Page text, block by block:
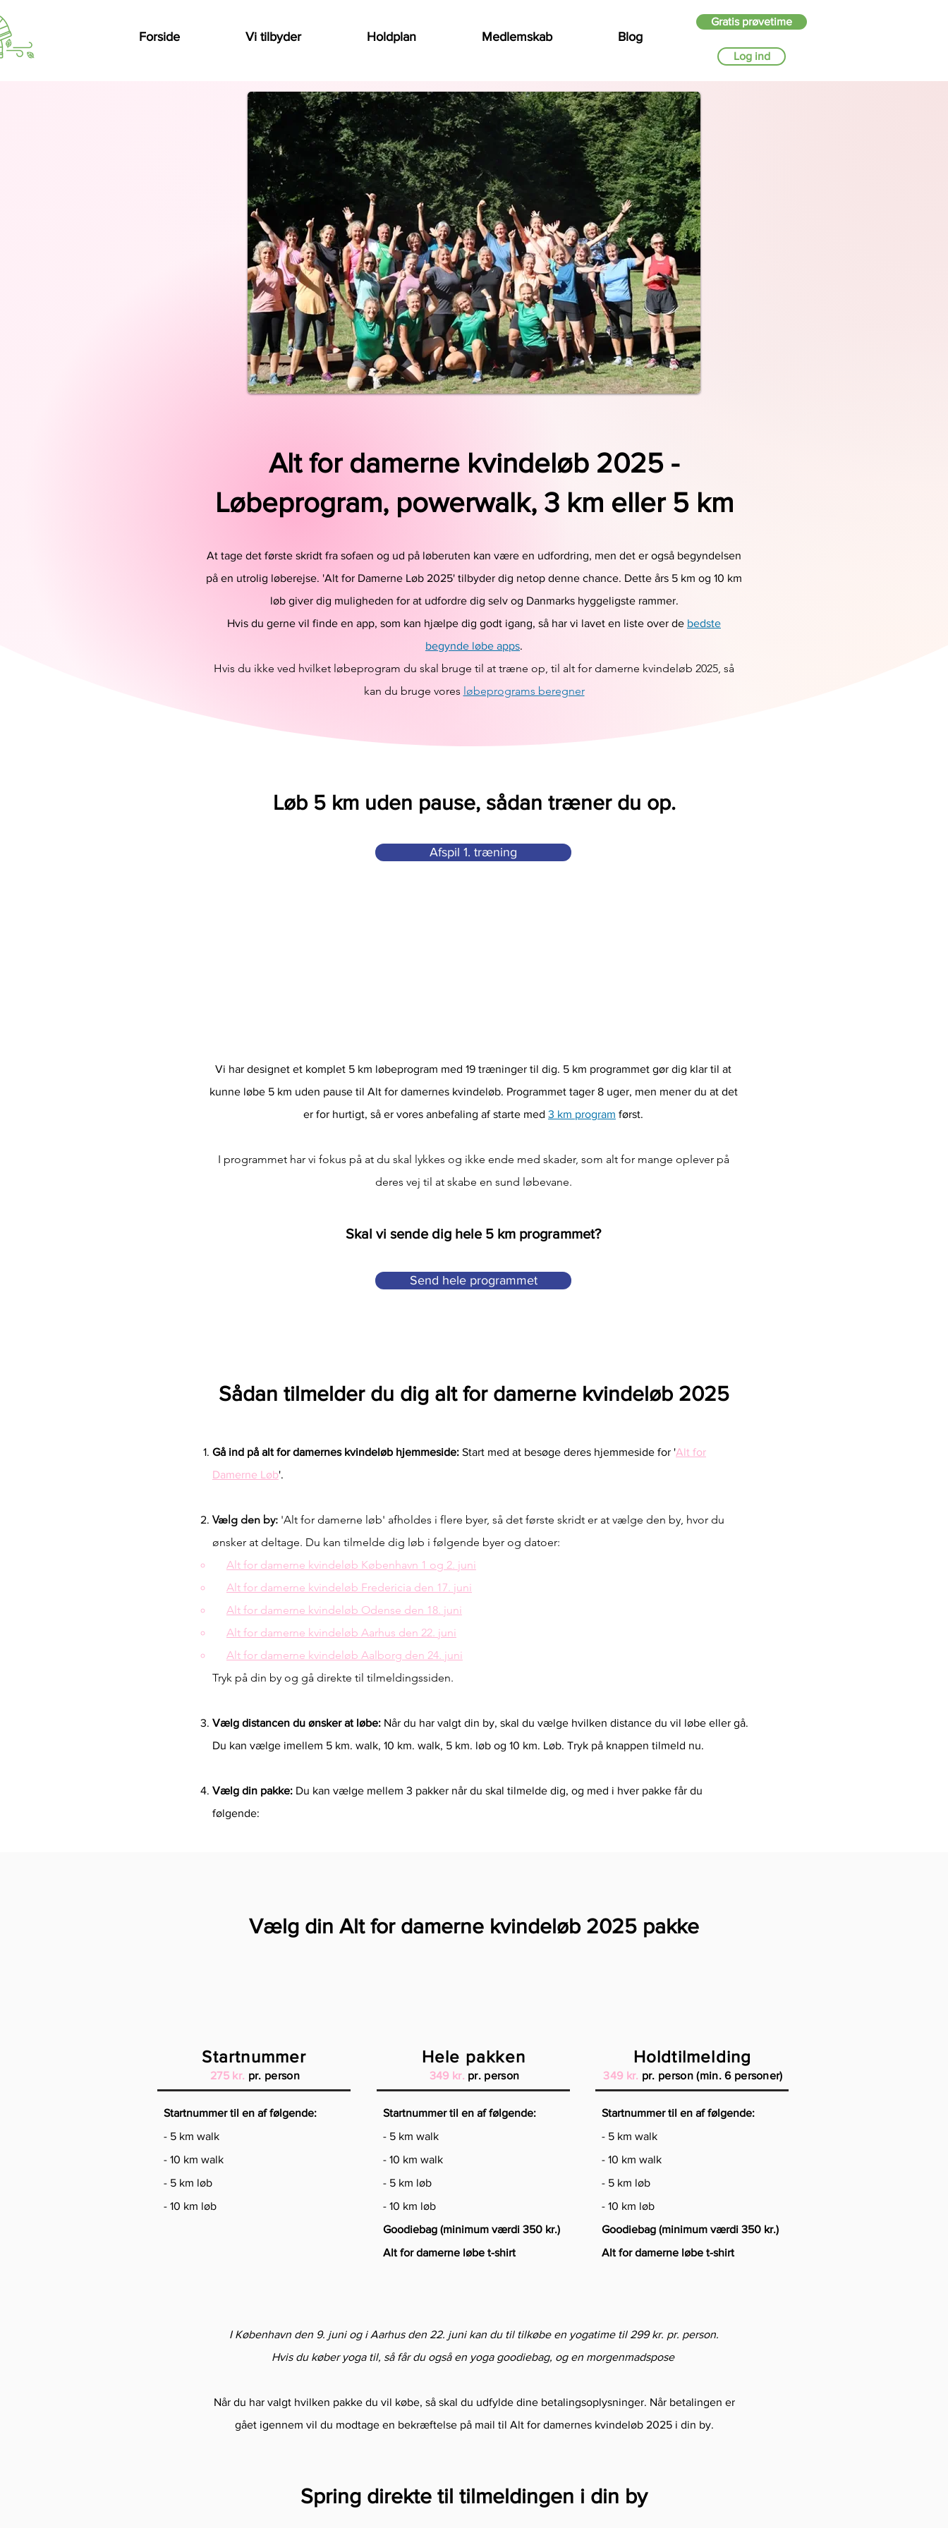
Forside Vi tilbyder Holdplan Medlemskab Blog
Gratis prøvetime
Log ind
Alt for damerne kvindeløb 2025 -
Løbeprogram, powerwalk, 3 km eller 5 km
At tage det første skridt fra sofaen og ud på løberuten kan være en udfordring, men det er også begyndelsen
på en utrolig løberejse. 'Alt for Damerne Løb 2025' tilbyder dig netop denne chance. Dette års 5 km og 10 km
løb giver dig muligheden for at udfordre dig selv og Danmarks hyggeligste rammer.
Hvis du gerne vil finde en app, som kan hjælpe dig godt igang, så har vi lavet en liste over de bedste
begynde løbe apps.
Hvis du ikke ved hvilket løbeprogram du skal bruge til at træne op, til alt for damerne kvindeløb 2025, så
kan du bruge vores løbeprograms beregner
Løb 5 km uden pause, sådan træner du op.
Afspil 1. træning
Vi har designet et komplet 5 km løbeprogram med 19 træninger til dig. 5 km programmet gør dig klar til at
kunne løbe 5 km uden pause til Alt for damernes kvindeløb. Programmet tager 8 uger, men mener du at det
er for hurtigt, så er vores anbefaling af starte med 3 km program først.
I programmet har vi fokus på at du skal lykkes og ikke ende med skader, som alt for mange oplever på
deres vej til at skabe en sund løbevane.
Skal vi sende dig hele 5 km programmet?
Send hele programmet
Sådan tilmelder du dig alt for damerne kvindeløb 2025
Gå ind på alt for damernes kvindeløb hjemmeside: Start med at besøge deres hjemmeside for 'Alt for
Damerne Løb'.
Vælg den by: 'Alt for damerne løb' afholdes i flere byer, så det første skridt er at vælge den by, hvor du
ønsker at deltage. Du kan tilmelde dig løb i følgende byer og datoer:
Alt for damerne kvindeløb København 1 og 2. juni
Alt for damerne kvindeløb Fredericia den 17. juni
Alt for damerne kvindeløb Odense den 18. juni
Alt for damerne kvindeløb Aarhus den 22. juni
Alt for damerne kvindeløb Aalborg den 24. juni
Tryk på din by og gå direkte til tilmeldingssiden.
Vælg distancen du ønsker at løbe: Når du har valgt din by, skal du vælge hvilken distance du vil løbe eller gå.
Du kan vælge imellem 5 km. walk, 10 km. walk, 5 km. løb og 10 km. Løb. Tryk på knappen tilmeld nu.
Vælg din pakke: Du kan vælge mellem 3 pakker når du skal tilmelde dig, og med i hver pakke får du
følgende:
Vælg din Alt for damerne kvindeløb 2025 pakke
Startnummer
275 kr. pr. person
Startnummer til en af følgende:
- 5 km walk
- 10 km walk
- 5 km løb
- 10 km løb
Hele pakken
349 kr. pr. person
Startnummer til en af følgende:
- 5 km walk
- 10 km walk
- 5 km løb
- 10 km løb
Goodiebag (minimum værdi 350 kr.)
Alt for damerne løbe t-shirt
Holdtilmelding
349 kr. pr. person (min. 6 personer)
Startnummer til en af følgende:
- 5 km walk
- 10 km walk
- 5 km løb
- 10 km løb
Goodiebag (minimum værdi 350 kr.)
Alt for damerne løbe t-shirt
I København den 9. juni og i Aarhus den 22. juni kan du til tilkøbe en yogatime til 299 kr. pr. person.
Hvis du køber yoga til, så får du også en yoga goodiebag, og en morgenmadspose
Når du har valgt hvilken pakke du vil købe, så skal du udfylde dine betalingsoplysninger. Når betalingen er
gået igennem vil du modtage en bekræftelse på mail til Alt for damernes kvindeløb 2025 i din by.
Spring direkte til tilmeldingen i din by